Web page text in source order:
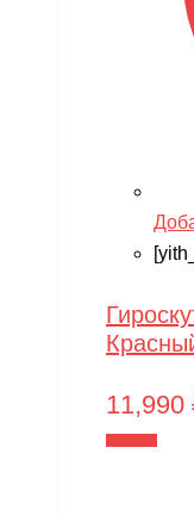
11,990